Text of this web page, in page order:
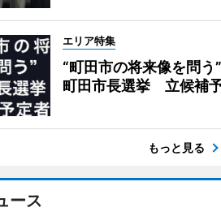
エリア特集
“町田市の将来像を問う”
町田市長選挙 立候補
もっと見る
ース